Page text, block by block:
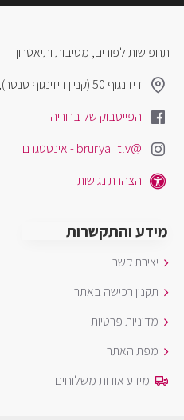
תחפושות לפורים, מסיבות ותיאטרון
דיזינגוף 50 (קניון דיזינגוף סנטר), תל אביב
הפייסבוק של ברוריה
@brurya_tlv - אינסטגרם
הצהרת נגישות
מידע והתקשרות
יצירת קשר
תקנון רכישה באתר
מדיניות פרטיות
מפת האתר
מידע אודות משלוחים